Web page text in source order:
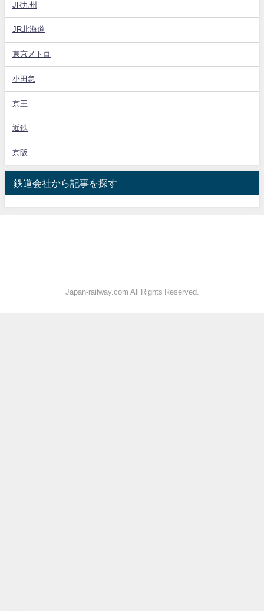
JR九州
JR北海道
東京メトロ
小田急
京王
近鉄
京阪
鉄道会社から記事を探す
Japan-railway.com All Rights Reserved.